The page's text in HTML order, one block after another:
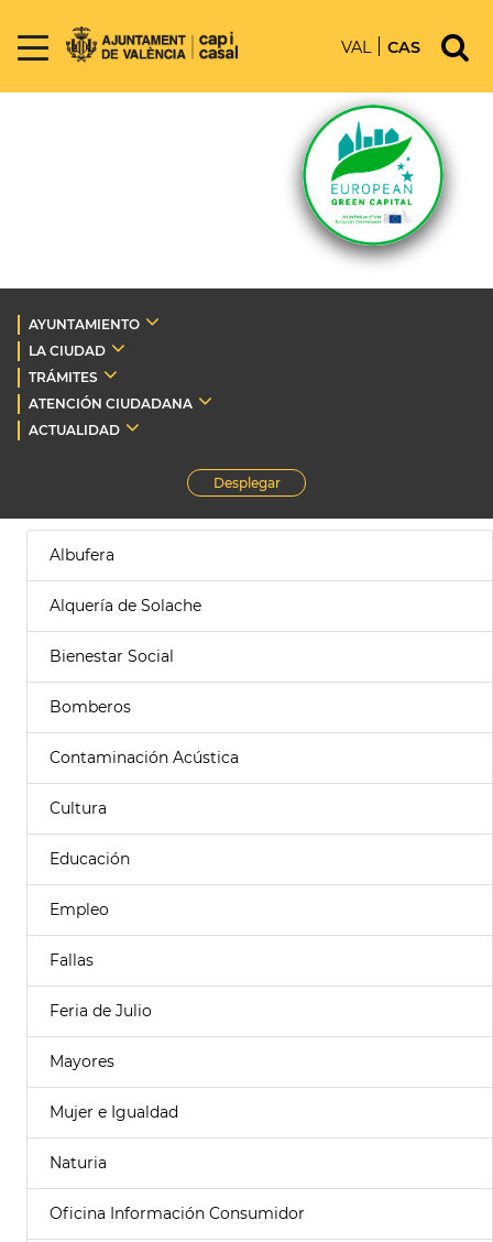
VAL CAS
AYUNTAMIENTO
LA CIUDAD
TRÁMITES
ATENCIÓN CIUDADANA
ACTUALIDAD
Desplegar
Albufera
Alquería de Solache
Bienestar Social
Bomberos
Contaminación Acústica
Cultura
Educación
Empleo
Fallas
Feria de Julio
Mayores
Mujer e Igualdad
Naturia
Oficina Información Consumidor